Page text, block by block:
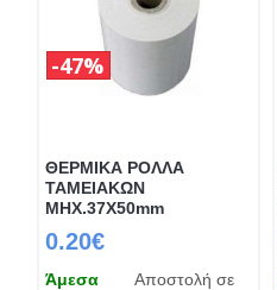
ΘΕΡΜΙΚΑ ΡΟΛΛΑ
ΤΑΜΕΙΑΚΩΝ
ΜΗΧ.37Χ50mm
0.20€
47%
Άμεσα
Αποστολή σε